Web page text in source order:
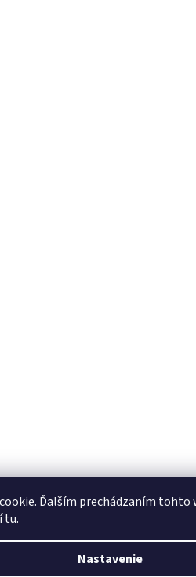
Ďalším prechádzaním tohto
tu.
Nastavenie